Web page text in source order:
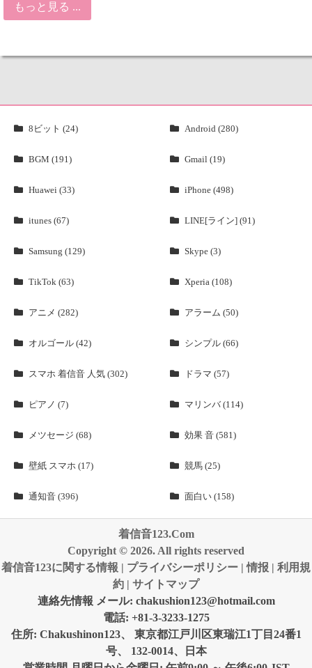
もっと見る ...
8ビット (24) Android (280)
BGM (191) Gmail (19)
Huawei (33) iPhone (498)
itunes (67) LINE[ライン] (91)
Samsung (129) Skype (3)
TikTok (63) Xperia (108)
アニメ (282) アラーム (50)
オルゴール (42) シンプル (66)
スマホ 着信音 人気 (302) ドラマ (57)
ピアノ (7) マリンバ (114)
メツセージ (68) 効果 音 (581)
壁紙 スマホ (17) 競馬 (25)
通知音 (396) 面白い (158)
着信音123.Com
Copyright © 2026. All rights reserved
着信音123に関する情報 | プライバシーポリシー |情报 | 利用規
約 | サイトマップ
連絡先情報 メール: chakushion123@hotmail.com
電話: +81-3-3233-1275
住所: Chakushinon123、 東京都江戸川区東瑞江1丁目24番1
号、 132-0014、日本